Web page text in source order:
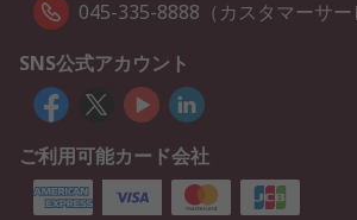
045-335-8888（カスタマーサー
SNS公式アカウント
ご利用可能カード会社